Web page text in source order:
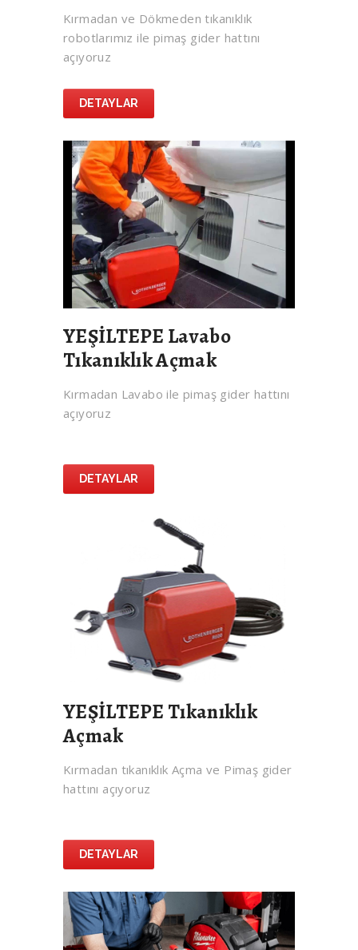
Kırmadan ve Dökmeden tıkanıklık
robotlarımız ile pimaş gider hattını
açıyoruz
DETAYLAR
YEŞİLTEPE Lavabo
Tıkanıklık Açmak
Kırmadan Lavabo ile pimaş gider hattını
açıyoruz
DETAYLAR
YEŞİLTEPE Tıkanıklık
Açmak
Kırmadan tıkanıklık Açma ve Pimaş gider
hattını açıyoruz
DETAYLAR